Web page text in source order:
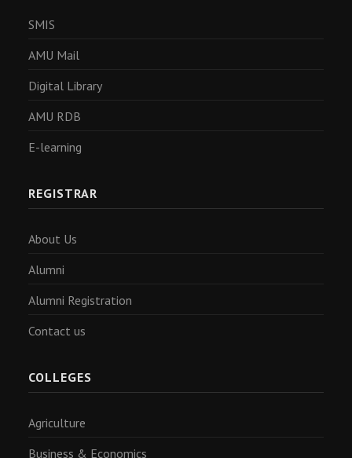
SMIS
AMU Mail
Digital Library
AMU RDB
E-learning
REGISTRAR
About Us
Alumni
Alumni Registration
Contact us
COLLEGES
Agriculture
Business & Economics